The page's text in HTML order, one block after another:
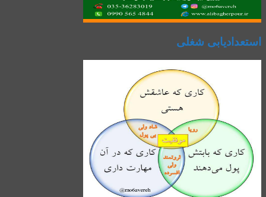
استعدادیابی شغلی